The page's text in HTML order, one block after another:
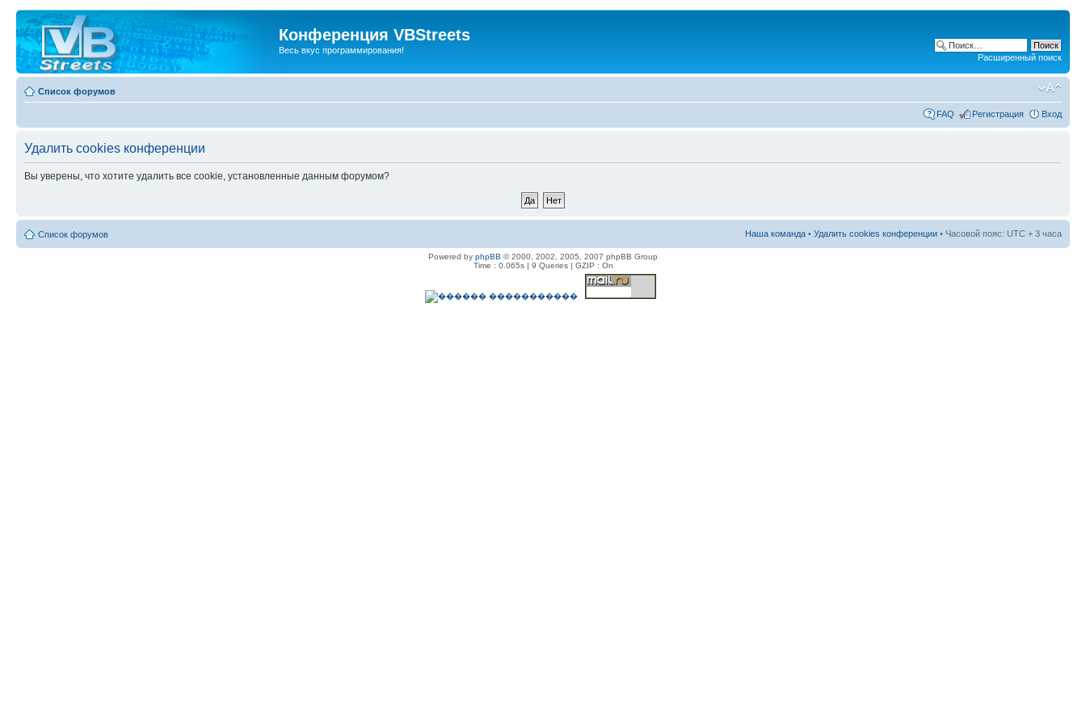
Конференция VBStreets
Весь вкус программирования!
Расширенный поиск
Список форумов
FAQ Регистрация Вход
Удалить cookies конференции
Вы уверены, что хотите удалить все cookie, установленные данным форумом?
Список форумов Наша команда • Удалить cookies конференции • Часовой пояс: UTC + 3 часа
Powered by phpBB © 2000, 2002, 2005, 2007 phpBB Group
Time : 0.065s | 9 Queries | GZIP : On